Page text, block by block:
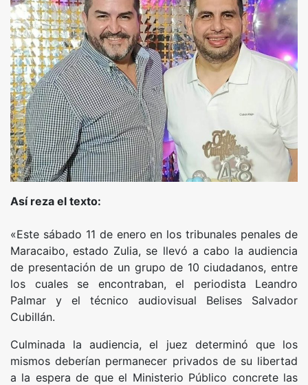
Así reza el texto:
«Este sábado 11 de enero en los tribunales penales de
Maracaibo, estado Zulia, se llevó a cabo la audiencia
de presentación de un grupo de 10 ciudadanos, entre
los cuales se encontraban, el periodista Leandro
Palmar y el técnico audiovisual Belises Salvador
Cubillán.
Culminada la audiencia, el juez determinó que los
mismos deberían permanecer privados de su libertad
a la espera de que el Ministerio Público concrete las